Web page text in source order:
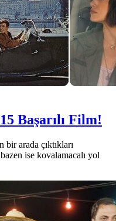
Başarılı Film!
bir arada çıktıkları
ise kovalamacalı yol